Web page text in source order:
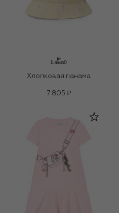
Хлопковая панама
7 805 ₽